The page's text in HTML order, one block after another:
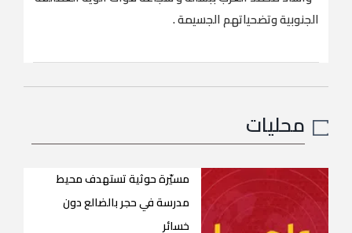
الجنوبية وتضحياتهم الجسيمة .
محليات
مسيّرة حوثية تستهدف محيط
مدرسة في حجر بالضالع دون
خسائر